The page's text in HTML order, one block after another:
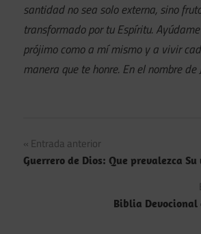
santidad no sea solo externa, sino
transformado por tu Espíritu.
prójimo como a mí mismo y a vivir
manera que te honre. En el nombre de
Navegación
de
Entrada anterior
Guerrero de Dios: Que prevalezca
Biblia Devocional